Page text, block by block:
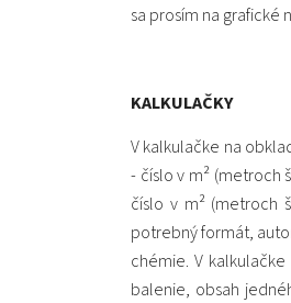
sa prosím na grafické
KALKULAČKY
V kalkulačke na
- číslo v m² (metroch
číslo v m² (metroch
potrebný formát,
chémie. V
balenie, obsah